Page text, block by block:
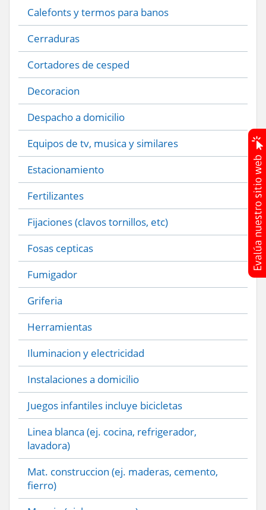
Calefonts y termos para banos
Cerraduras
Cortadores de cesped
Decoracion
Despacho a domicilio
Equipos de tv, musica y similares
Estacionamiento
Fertilizantes
Fijaciones (clavos tornillos, etc)
Fosas cepticas
Fumigador
Griferia
Herramientas
Iluminacion y electricidad
Instalaciones a domicilio
Juegos infantiles incluye bicicletas
Linea blanca (ej. cocina, refrigerador,
lavadora)
Mat. construccion (ej. maderas, cemento,
fierro)